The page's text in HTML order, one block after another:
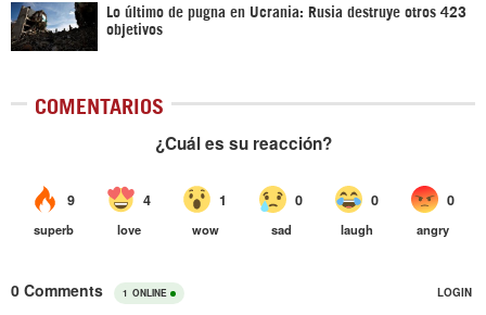
Lo último de pugna en Ucrania: Rusia destruye otros 423
objetivos
COMENTARIOS